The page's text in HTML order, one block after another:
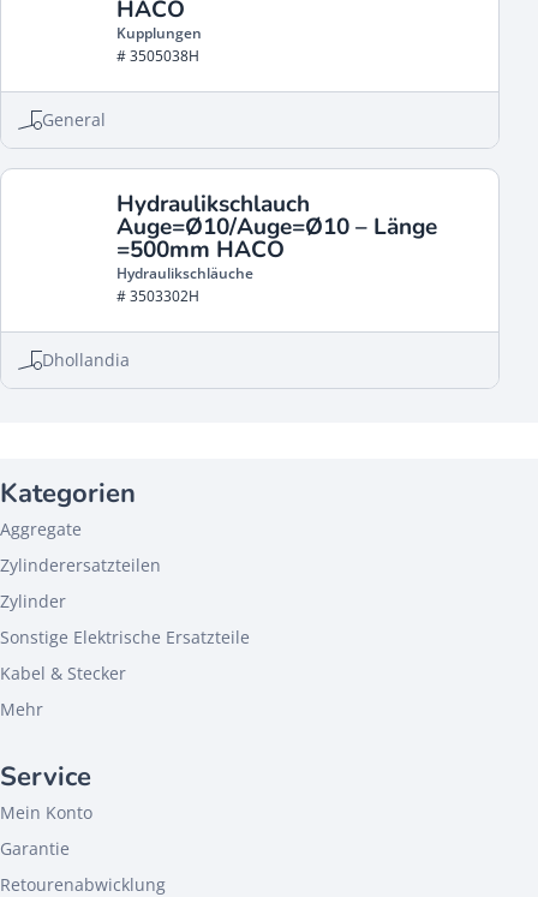
HACO
Kupplungen
# 3505038H
General
Hydraulikschlauch
Auge=Ø10/Auge=Ø10 – Länge
=500mm HACO
Hydraulikschläuche
# 3503302H
Dhollandia
Kategorien
Aggregate
Zylinderersatzteilen
Zylinder
Sonstige Elektrische Ersatzteile
Kabel & Stecker
Mehr
Service
Mein Konto
Garantie
Retourenabwicklung